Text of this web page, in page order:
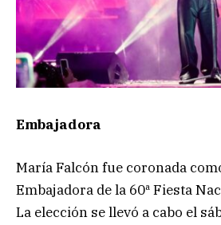
Embajadora
María Falcón fue coronada
Embajadora de la 60ª Fiesta
La elección se llevó a cabo el